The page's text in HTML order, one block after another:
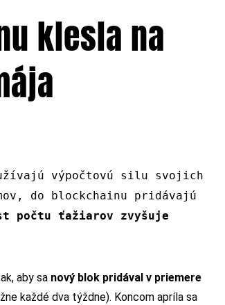
klesla na
výpočtovú silu svojich
do blockchainu pridávajú
počtu ťažiarov zvyšuje
aby sa nový blok pridával v priemere
každé dva týždne). Koncom apríla sa